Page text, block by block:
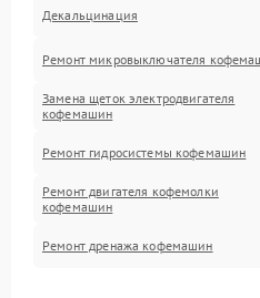
Декальцинация
Ремонт микровыключателя
Замена щеток электродвигателя
кофемашин
Ремонт гидросистемы кофемашин
Ремонт двигателя кофемолки
кофемашин
Ремонт дренажа кофемашин